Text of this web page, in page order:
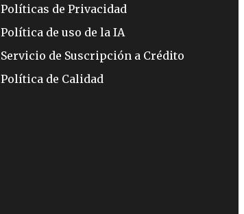
Políticas de Privacidad
Política de uso de la IA
Servicio de Suscripción a Crédito
Política de Calidad